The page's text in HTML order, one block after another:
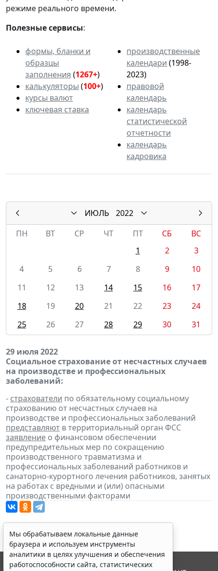
режиме реального времени.
Полезные сервисы:
формы, бланки и
образцы
заполнения (1267+)
калькуляторы (100+)
курсы валют
ключевая ставка
производственные
календари (1998-
2023)
правовой
календарь
календарь
статистической
отчетности
календарь
кадровика
ИЮЛЬ
2022
ПН
ВТ СР ЧТ ПТ СБ
ВС
1
2
3
4
5 6 7 8 9
10
11
12 13 14 15 16
17
18
19 20 21 22 23
24
25
26 27 28 29 30 31
29 июля 2022
Социальное страхование от несчастных случаев
на производстве и профессиональных
заболеваний:
- страхователи по обязательному социальному
страхованию от несчастных случаев на
производстве и профессиональных заболеваний
представляют в территориальный орган ФСС
заявление о финансовом обеспечении
предупредительных мер по сокращению
производственного травматизма и
профессиональных заболеваний работников и
санаторно-курортного лечения работников, занятых
на работах с вредными и (или) опасными
производственными факторами
Мы обрабатываем локальные данные
браузера и используем инструменты
аналитики в целях улучшения и обеспечения
работоспособности сайта, статистических